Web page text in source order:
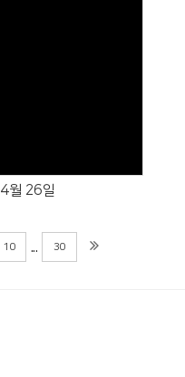
4월 26일
10 ... 30